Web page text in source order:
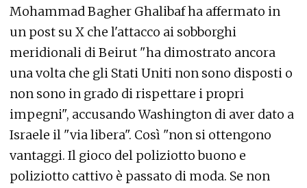
Mohammad Bagher Ghalibaf ha affermato in
un post su X che l'attacco ai sobborghi
meridionali di Beirut "ha dimostrato ancora
una volta che gli Stati Uniti non sono disposti o
non sono in grado di rispettare i propri
impegni", accusando Washington di aver dato a
Israele il "via libera". Così "non si ottengono
vantaggi. Il gioco del poliziotto buono e
poliziotto cattivo è passato di moda. Se non